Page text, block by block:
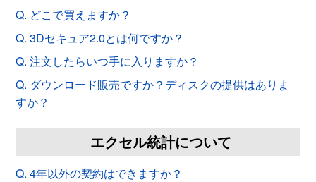
Q. どこで買えますか？
Q. 3Dセキュア2.0とは何ですか？
Q. 注文したらいつ手に入りますか？
Q. ダウンロード販売ですか？ディスクの提供はありま
すか？
エクセル統計について
Q. 4年以外の契約はできますか？